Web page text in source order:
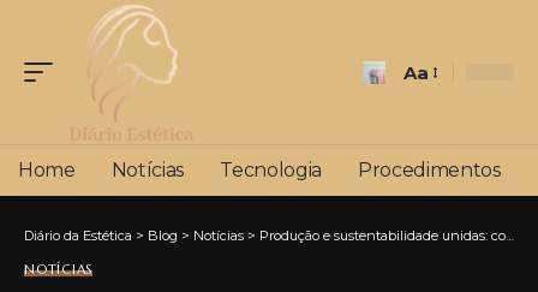
Font
Aa
Home Notícias Tecnologia Procedimentos
Diário da Estética > Blog > Notícias > Produção e sustentabilidade unidas: conheça a Integração Lavoura-Pecuária-Floresta (ILPF) com o agropecuarista Agenor Vicente Pelissa
NOTÍCIAS